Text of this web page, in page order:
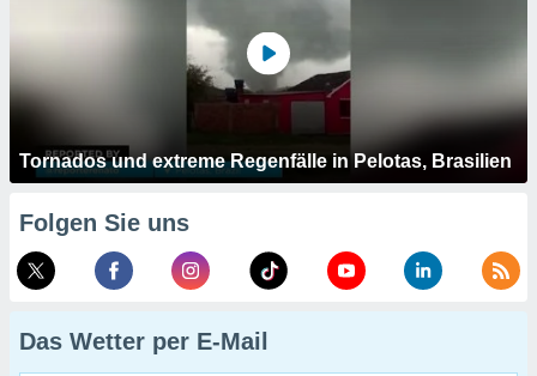
Tornados und extreme Regenfälle in Pelotas, Brasilien
Folgen Sie uns
Das Wetter per E-Mail